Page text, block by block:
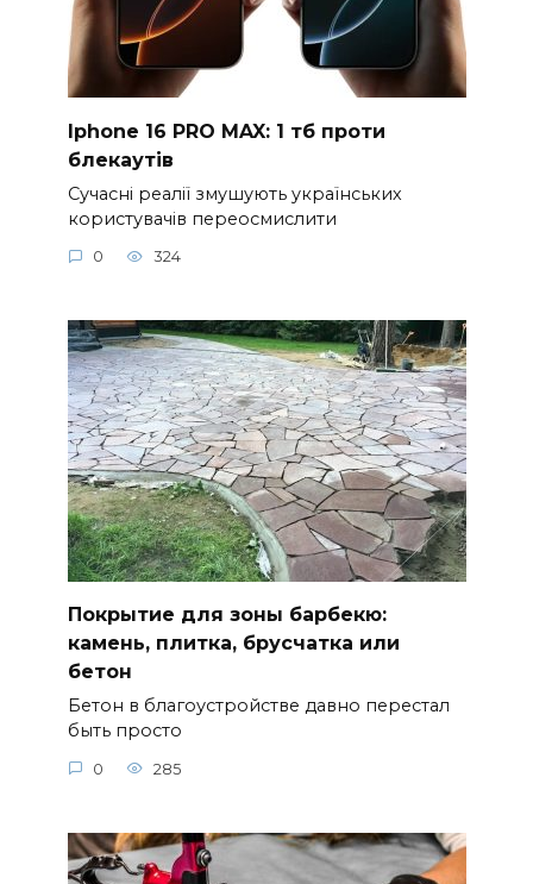
Iphone 16 PRO MAX: 1 тб проти
блекаутів
Сучасні реалії змушують українських
користувачів переосмислити
0 324
Покрытие для зоны барбекю:
камень, плитка, брусчатка или
бетон
Бетон в благоустройстве давно перестал
быть просто
0 285